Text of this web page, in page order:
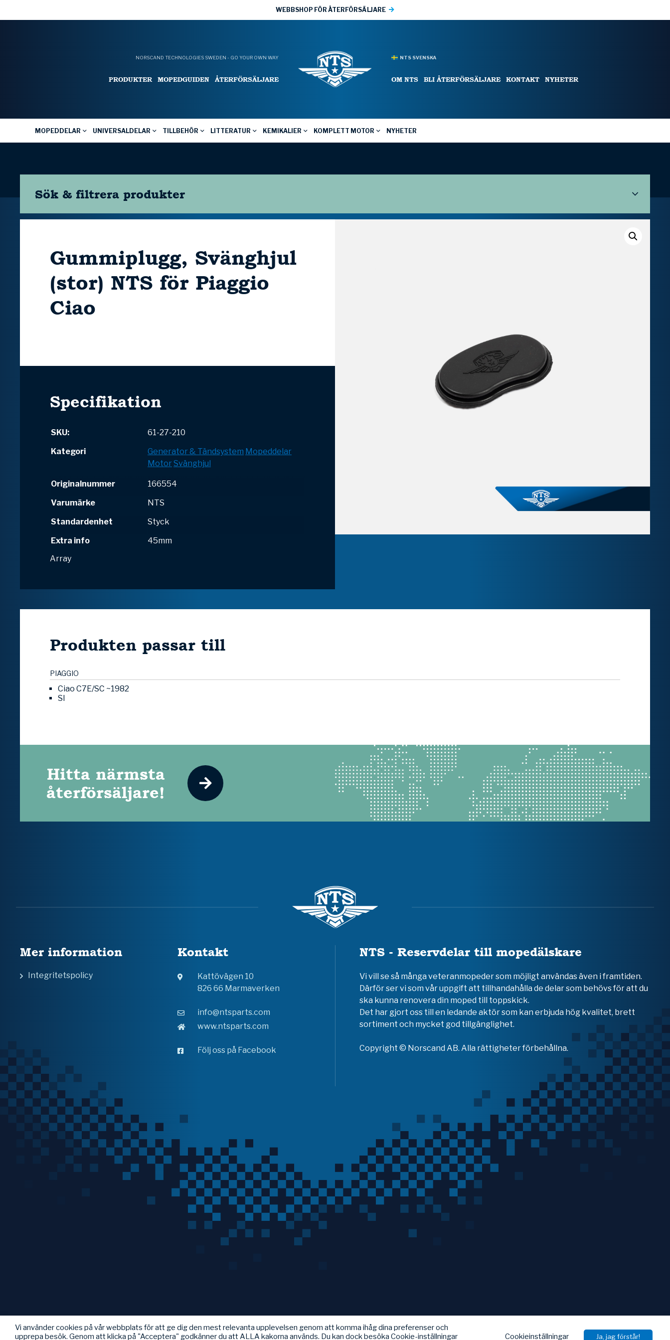
WEBBSHOP FÖR ÅTERFÖRSÄLJARE
NORSCAND TECHNOLOGIES SWEDEN - GO YOUR OWN WAY
PRODUKTER MOPEDGUIDEN ÅTERFÖRSÄLJARE
NTS SVENSKA
OM NTS BLI ÅTERFÖRSÄLJARE KONTAKT NYHETER
MOPEDDELAR UNIVERSALDELAR TILLBEHÖR LITTERATUR KEMIKALIER KOMPLETT MOTOR NYHETER
Sök & filtrera produkter
Gummiplugg, Svänghjul
(stor) NTS för Piaggio
Ciao
Specifikation
SKU:
61-27-210
Kategori
Generator & Tändsystem Mopeddelar
MotorSvänghjul
Originalnummer
166554
Varumärke
NTS
Standardenhet
Styck
Extra info
45mm
Array
Produkten passar till
PIAGGIO
Ciao C7E/SC ~1982
SI
Hitta närmsta
återförsäljare!
Mer information
Integritetspolicy
Kontakt
Kattövägen 10
826 66 Marmaverken
info@ntsparts.com
www.ntsparts.com
Följ oss på Facebook
NTS - Reservdelar till mopedälskare
Vi vill se så många veteranmopeder som möjligt användas även i framtiden.
Därför ser vi som vår uppgift att tillhandahålla de delar som behövs för att du
ska kunna renovera din moped till toppskick.
Det har gjort oss till en ledande aktör som kan erbjuda hög kvalitet, brett
sortiment och mycket god tillgänglighet.
Copyright © Norscand AB. Alla rättigheter förbehållna.
Vi använder cookies på vår webbplats för att ge dig den mest relevanta upplevelsen genom att komma ihåg dina preferenser och
upprepa besök. Genom att klicka på "Acceptera" godkänner du att ALLA kakorna används. Du kan dock besöka Cookie-inställningar
Cookieinställningar Ja, jag förstår!